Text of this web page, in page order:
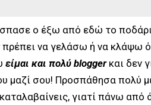
ο έξω από εδώ το
να γελάσω ή να κλάψω
είμαι και πολύ bloggerκαι δεν
μαζί σου! Προσπάθησα πολύ
γιατί πάνω